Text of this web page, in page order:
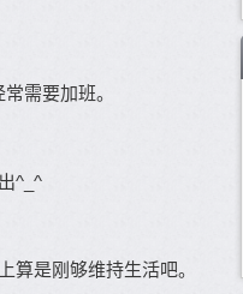
需要加班。
^_^
算是刚够维持生活吧。